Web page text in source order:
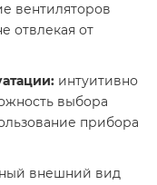
вентиляторов
отвлекая от
интуитивно
выбора
прибора
внешний вид